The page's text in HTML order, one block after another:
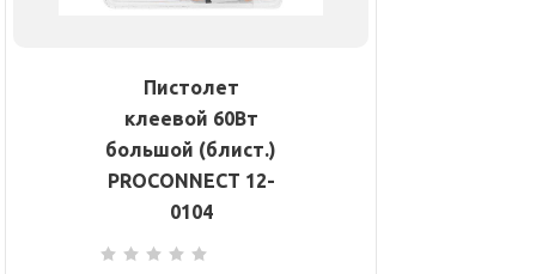
Пистолет
клеевой 60Вт
большой (блист.)
PROCONNECT 12-
0104